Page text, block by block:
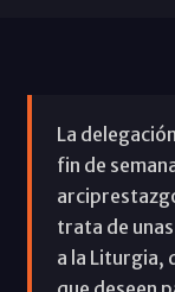
La
fin de
trata de
a la Liturgia,